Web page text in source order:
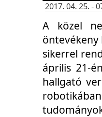
2017. 04. 25. -
A közel
öntevékeny
sikerrel
április 21-
hallgató